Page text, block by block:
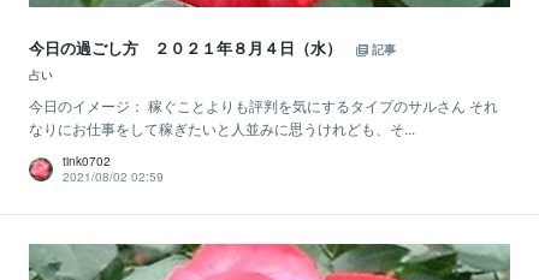
今日の過ごし方 ２０２１年８月４日（水）
記事
占い
今日のイメージ： 稼ぐことよりも評判を気にするタイプのサルさん それ
なりにお仕事をして稼ぎたいと人並みに思うけれども、そ...
tink0702
2021/08/02 02:59